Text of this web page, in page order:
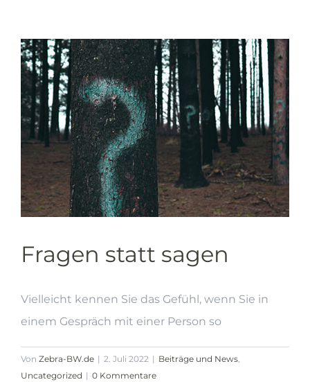
Fragen statt sagen
Vielleicht kennen Sie das Gefühl, wenn Sie in
einem Gespräch mit einer Person so
Von Zebra-BW.de | 2. Juli 2022 | Beiträge und News,
Uncategorized | 0 Kommentare